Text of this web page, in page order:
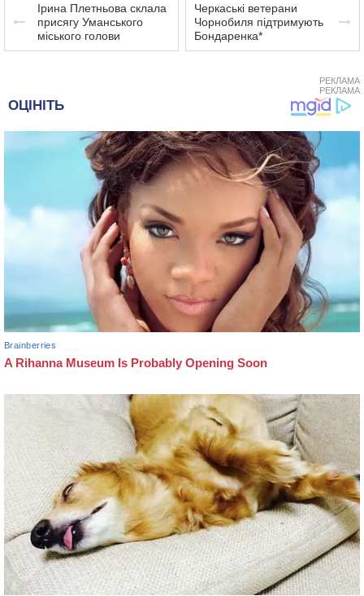
Ірина Плетньова склала
присягу Уманського
міського голови
Черкаські ветерани
Чорнобиля підтримують
Бондаренка*
РЕКЛАМА
РЕКЛАМА